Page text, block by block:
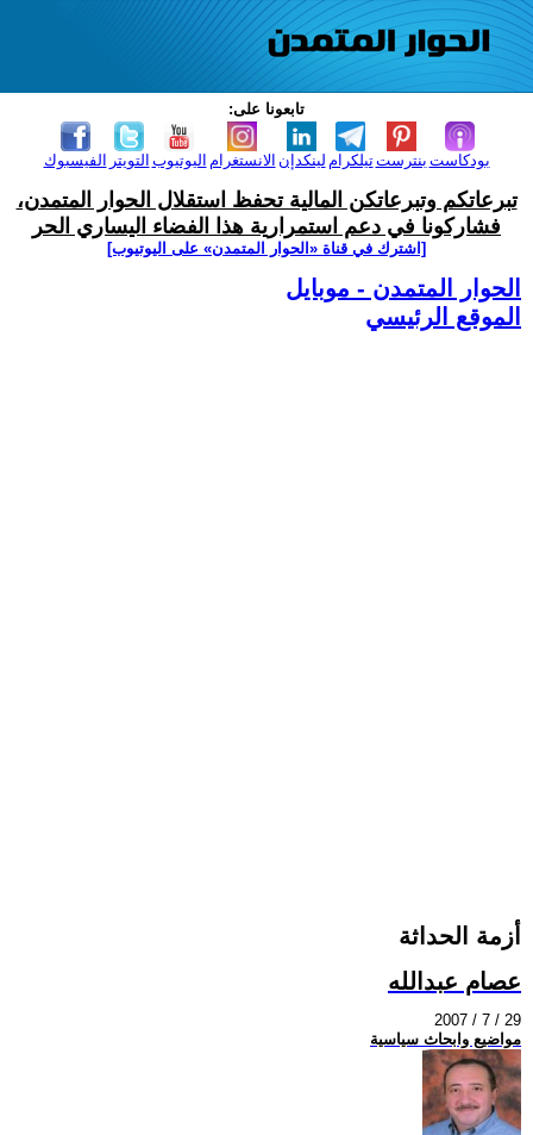
تابعونا على:
الفيسبوك التويتر اليوتيوب الانستغرام لينكدإن تيلكرامبنترست بودكاست
تبرعاتكم وتبرعاتكن المالية تحفظ استقلال الحوار المتمدن،
فشاركونا في دعم استمرارية هذا الفضاء اليساري الحر
[اشترك في قناة ‫«الحوار المتمدن» على اليوتيوب]
الحوار المتمدن - موبايل
الموقع الرئيسي
أزمة الحداثة
عصام عبدالله
2007 / 7 / 29
مواضيع وابحاث سياسية